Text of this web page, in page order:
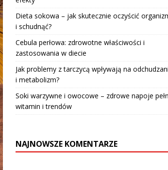
Dieta sokowa – jak skutecznie oczyścić
i schudnąć?
Cebula perłowa: zdrowotne właściwości i
zastosowania w diecie
Jak problemy z tarczycą wpływają na
i metabolizm?
Soki warzywne i owocowe – zdrowe napoje
witamin i trendów
NAJNOWSZE KOMENTARZE